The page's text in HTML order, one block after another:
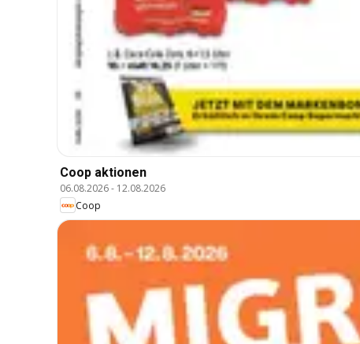
Coop aktionen
06.08.2026- 12.08.2026
Coop